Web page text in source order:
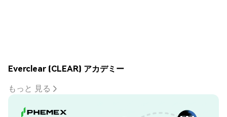
Everclear (CLEAR) アカデミー
もっと 見る